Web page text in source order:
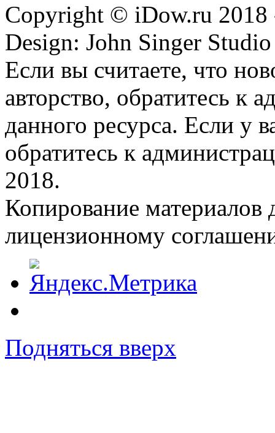
Copyright © iDow.ru 2018
Design: John Singer Studio
Если вы считаете, что
авторство, обратитесь к
данного ресурса. Если у
обратитесь к
2018.
Копирование материалов
лицензионному
Подняться вверх